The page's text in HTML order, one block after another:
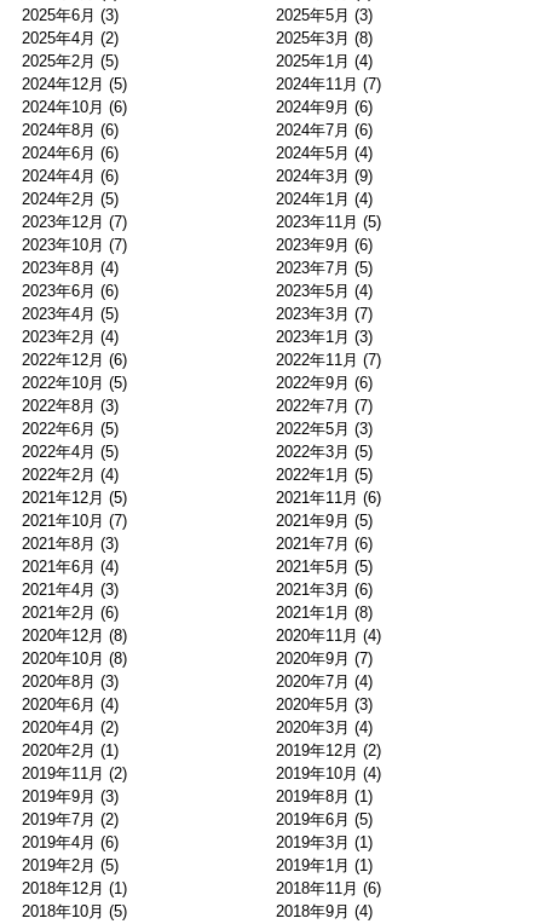
2025年6月 (3) 2025年5月 (3)
2025年4月 (2) 2025年3月 (8)
2025年2月 (5) 2025年1月 (4)
2024年12月 (5) 2024年11月 (7)
2024年10月 (6) 2024年9月 (6)
2024年8月 (6) 2024年7月 (6)
2024年6月 (6) 2024年5月 (4)
2024年4月 (6) 2024年3月 (9)
2024年2月 (5) 2024年1月 (4)
2023年12月 (7) 2023年11月 (5)
2023年10月 (7) 2023年9月 (6)
2023年8月 (4) 2023年7月 (5)
2023年6月 (6) 2023年5月 (4)
2023年4月 (5) 2023年3月 (7)
2023年2月 (4) 2023年1月 (3)
2022年12月 (6) 2022年11月 (7)
2022年10月 (5) 2022年9月 (6)
2022年8月 (3) 2022年7月 (7)
2022年6月 (5) 2022年5月 (3)
2022年4月 (5) 2022年3月 (5)
2022年2月 (4) 2022年1月 (5)
2021年12月 (5) 2021年11月 (6)
2021年10月 (7) 2021年9月 (5)
2021年8月 (3) 2021年7月 (6)
2021年6月 (4) 2021年5月 (5)
2021年4月 (3) 2021年3月 (6)
2021年2月 (6) 2021年1月 (8)
2020年12月 (8) 2020年11月 (4)
2020年10月 (8) 2020年9月 (7)
2020年8月 (3) 2020年7月 (4)
2020年6月 (4) 2020年5月 (3)
2020年4月 (2) 2020年3月 (4)
2020年2月 (1) 2019年12月 (2)
2019年11月 (2) 2019年10月 (4)
2019年9月 (3) 2019年8月 (1)
2019年7月 (2) 2019年6月 (5)
2019年4月 (6) 2019年3月 (1)
2019年2月 (5) 2019年1月 (1)
2018年12月 (1) 2018年11月 (6)
2018年10月 (5) 2018年9月 (4)